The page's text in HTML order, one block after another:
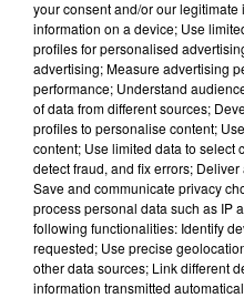
Et puis, le
Big Tour Bpifrance
l’ouverture du village. De
villemettra en avant les
vives du territoire, les héros
restaurateurs et hôteliers
l’économie locale et libèrent
le terrain.
Parallèlement et tout au
tourretransmettra sur les
du village...
your consent and/or our
information on a device; Use
profiles for personalised
advertising; Measure advertising
performance; Understand
of data from different sources;
profiles to personalise content;
content; Use limited data to select
detect fraud, and fix errors;
Save and communicate privacy
process personal data such as IP
following functionalities: Identify
requested; Use precise
other data sources; Link different
information transmitted